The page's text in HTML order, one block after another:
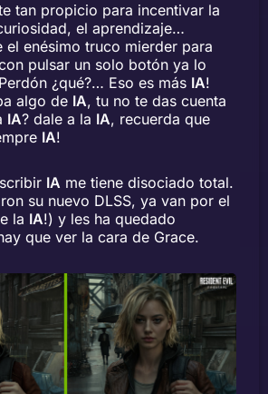
tan propicio para incentivar la
el aprendizaje…
el enésimo truco mierder para
pulsar un solo botón ya lo
¿qué?… Eso es más IA!
algo de IA, tu no te das cuenta
IA? dale a la IA, recuerda que
IA!
IA me tiene disociado total.
su nuevo DLSS, ya van por el
la IA!) y les ha quedado
que ver la cara de Grace.